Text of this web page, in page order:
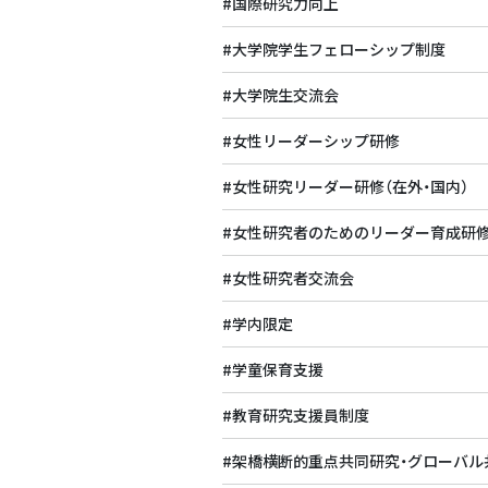
#大学院学生フェローシップ制度
#大学院生交流会
#女性リーダーシップ研修
#女性研究リーダー研修（在外・国内）
#女性研究者のためのリーダー育成研
#女性研究者交流会
#学内限定
#学童保育支援
#教育研究支援員制度
#架橋横断的重点共同研究・グローバ